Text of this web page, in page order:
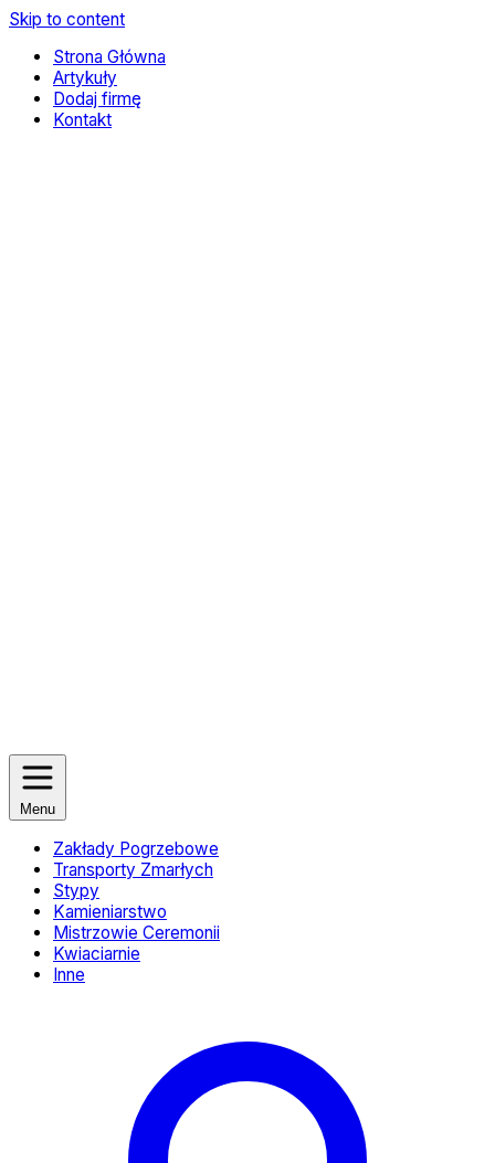
Skip to content
Strona Główna
Artykuły
Dodaj firmę
Kontakt
Menu
Zakłady Pogrzebowe
Transporty Zmarłych
Stypy
Kamieniarstwo
Mistrzowie Ceremonii
Kwiaciarnie
Inne